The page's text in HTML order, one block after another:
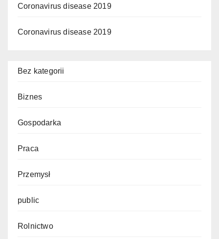
Coronavirus disease 2019
Coronavirus disease 2019
Bez kategorii
Biznes
Gospodarka
Praca
Przemysł
public
Rolnictwo